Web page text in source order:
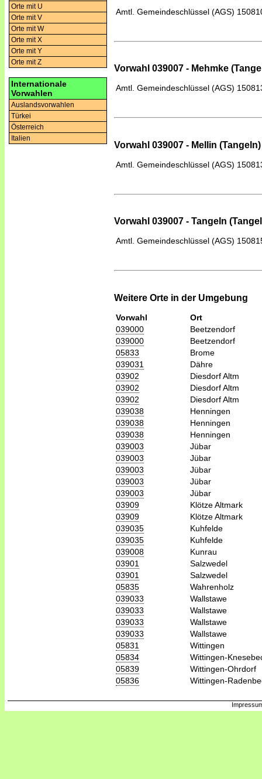
Orte mit U
Orte mit V
Orte mit W
Orte mit X
Orte mit Y
Orte mit Z
Internationale
Vorwahlen
Auslandsvorwahlen
Türkei
Österreich
Italien
Amtl. Gemeindeschlüssel (AGS)
Vorwahl 039007 - Mehmke
Amtl. Gemeindeschlüssel (AGS)
Vorwahl 039007 - Mellin (Tangeln)
Amtl. Gemeindeschlüssel (AGS)
Vorwahl 039007 - Tangeln
Amtl. Gemeindeschlüssel (AGS)
Weitere Orte in der Umgebung
Vorwahl
Ort
039000
Beetzendorf
039000
Beetzendorf
05833
Brome
039031
Dähre
03902
Diesdorf Altm
03902
Diesdorf Altm
03902
Diesdorf Altm
039038
Henningen
039038
Henningen
039038
Henningen
039003
Jübar
039003
Jübar
039003
Jübar
039003
Jübar
039003
Jübar
03909
Klötze Altmark
03909
Klötze Altmark
039035
Kuhfelde
039035
Kuhfelde
039008
Kunrau
03901
Salzwedel
03901
Salzwedel
05835
Wahrenholz
039033
Wallstawe
039033
Wallstawe
039033
Wallstawe
039033
Wallstawe
05831
Wittingen
05834
Wittingen-
05839
Wittingen-Ohrdorf
05836
Wittingen-